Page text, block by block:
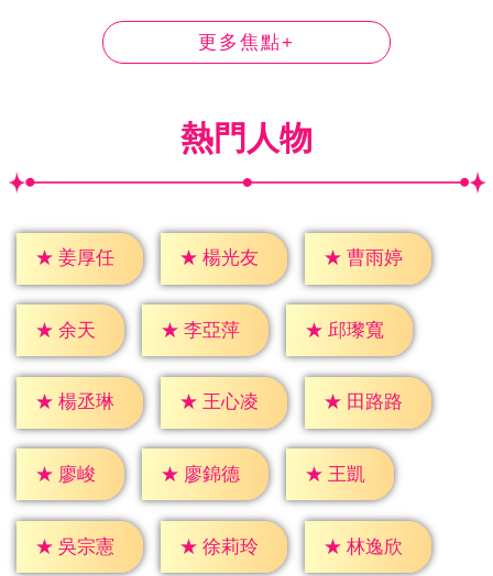
更多焦點+
熱門人物
★ 姜厚任 ★ 楊光友 ★ 曹雨婷
★ 余天 ★ 李亞萍 ★ 邱瓈寬
★ 楊丞琳 ★ 王心凌 ★ 田路路
★ 廖峻 ★ 廖錦德 ★ 王凱
★ 吳宗憲 ★ 徐莉玲 ★ 林逸欣